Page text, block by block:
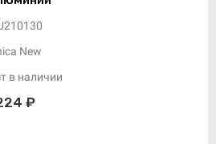
New
в наличии
₽